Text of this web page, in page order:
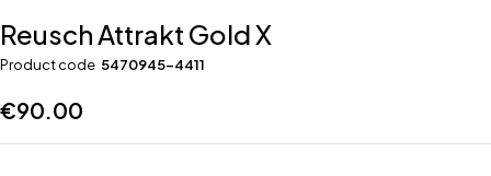
Reusch Attrakt Gold X
Product code 5470945-4411
€90.00